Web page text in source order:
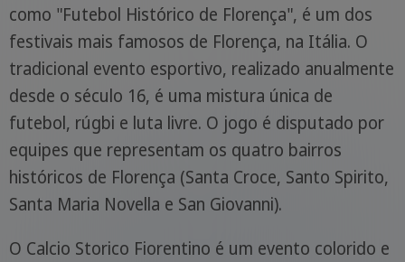
como "Futebol Histórico de Florença", é um dos
festivais mais famosos de Florença, na Itália. O
tradicional evento esportivo, realizado anualmente
desde o século 16, é uma mistura única de
futebol, rúgbi e luta livre. O jogo é disputado por
equipes que representam os quatro bairros
históricos de Florença (Santa Croce, Santo Spirito,
Santa Maria Novella e San Giovanni).
O Calcio Storico Fiorentino é um evento colorido e